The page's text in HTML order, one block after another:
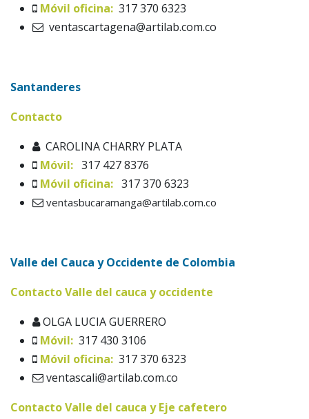
Móvil oficina: 317 370 6323
ventascartagena@artilab.com.co
Santanderes ​
Contacto
CAROLINA CHARRY PLATA
Móvil: 317 427 8376
Móvil oficina: 317 370 6323
ventasbucaramanga@artilab.com.co
Valle del Cauca y Occidente de Colombia
ContactoValle del cauca y occidente
OLGA LUCIA GUERRERO
Móvil: 317 430 3106
Móvil oficina: 317 370 6323
ventascali@artilab.com.co
ContactoValle del cauca y Eje cafetero